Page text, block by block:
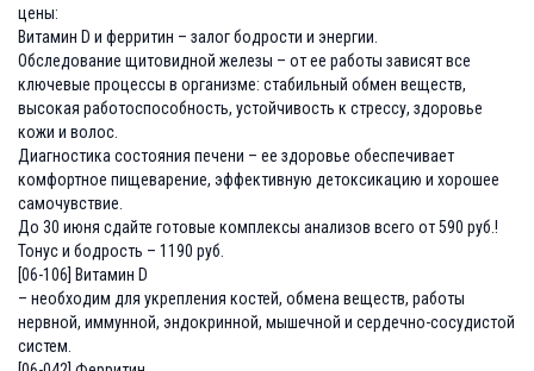
цены:
Витамин D и ферритин – залог бодрости и энергии.
Обследование щитовидной железы – от ее работы зависят все
ключевые процессы в организме: стабильный обмен веществ,
высокая работоспособность, устойчивость к стрессу, здоровье
кожи и волос.
Диагностика состояния печени – ее здоровье обеспечивает
комфортное пищеварение, эффективную детоксикацию и хорошее
самочувствие.
До 30 июня сдайте готовые комплексы анализов всего от 590 руб.!
Тонус и бодрость – 1190 руб.
[06-106] Витамин D
– необходим для укрепления костей, обмена веществ, работы
нервной, иммунной, эндокринной, мышечной и сердечно-сосудистой
систем.